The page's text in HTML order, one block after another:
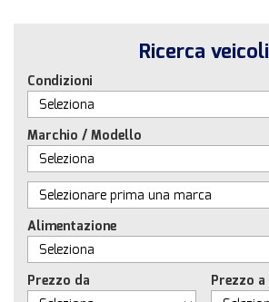
Ricerca veicoli
Condizioni
Marchio / Modello
Alimentazione
Prezzo da Prezzo a